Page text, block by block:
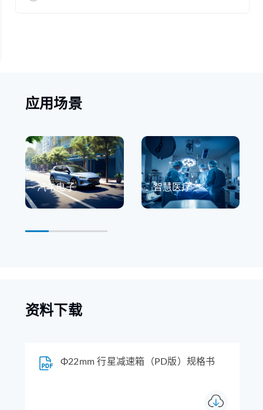
应用场景
汽车电子 智慧医疗
资料下载
Φ22mm 行星减速箱（PD版）规格书